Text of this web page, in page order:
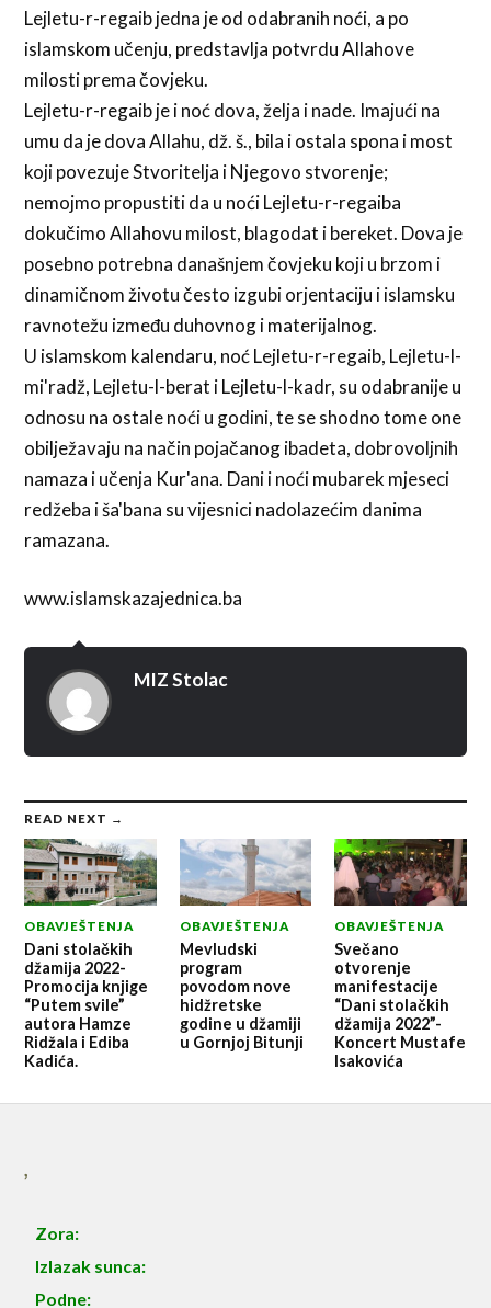
Lejletu-r-regaib jedna je od odabranih noći, a po
islamskom učenju, predstavlja potvrdu Allahove
milosti prema čovjeku.
Lejletu-r-regaib je i noć dova, želja i nade. Imajući na
umu da je dova Allahu, dž. š., bila i ostala spona i most
koji povezuje Stvoritelja i Njegovo stvorenje;
nemojmo propustiti da u noći Lejletu-r-regaiba
dokučimo Allahovu milost, blagodat i bereket. Dova je
posebno potrebna današnjem čovjeku koji u brzom i
dinamičnom životu često izgubi orjentaciju i islamsku
ravnotežu između duhovnog i materijalnog.
U islamskom kalendaru, noć Lejletu-r-regaib, Lejletu-l-
mi'radž, Lejletu-l-berat i Lejletu-l-kadr, su odabranije u
odnosu na ostale noći u godini, te se shodno tome one
obilježavaju na način pojačanog ibadeta, dobrovoljnih
namaza i učenja Kur'ana. Dani i noći mubarek mjeseci
redžeba i ša'bana su vijesnici nadolazećim danima
ramazana.
www.islamskazajednica.ba
MIZ Stolac
READ NEXT →
OBAVJEŠTENJA
Dani stolačkih
džamija 2022-
Promocija knjige
“Putem svile”
autora Hamze
Ridžala i Ediba
Kadića.
OBAVJEŠTENJA
Mevludski
program
povodom nove
hidžretske
godine u džamiji
u Gornjoj Bitunji
OBAVJEŠTENJA
Svečano
otvorenje
manifestacije
“Dani stolačkih
džamija 2022”-
Koncert Mustafe
Isakovića
,
Zora:
Izlazak sunca:
Podne: